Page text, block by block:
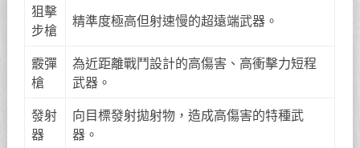
狙擊
步槍
精準度極高但射速慢的超遠端武器。
霰彈
槍
為近距離戰鬥設計的高傷害、高衝擊力短程
武器。
發射
器
向目標發射拋射物，造成高傷害的特種武
器。